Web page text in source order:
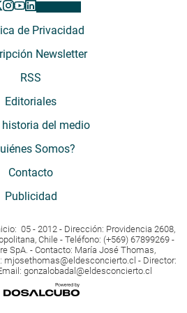
de Privacidad
Newsletter
RSS
Editoriales
historia del medio
Somos?
Contacto
Publicidad
05 - 2012 - Dirección: Providencia 2608,
Chile - Teléfono: (+569) 67899269 -
SpA. - Contacto: María José Thomas,
mjosethomas@eldesconcierto.cl - Director:
gonzalobadal@eldesconcierto.cl